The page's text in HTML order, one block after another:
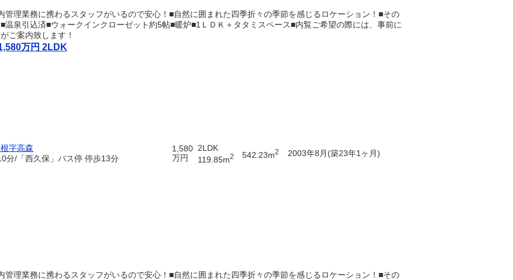
理業務に携わるスタッフがいるので安心！■自然に囲まれた四季折々の季節を感じるロケーション！■その
泉引込済■ウォークインクローゼット約5帖■暖炉■1ＬＤＫ＋タタミスペース■内覧ご希望の際には、事前に
ご案内致します！
万円 2LDK
字高森
分/「西久保」バス停 停歩13分
1,580
万円
2LDK
119.85m2 542.23m2 2003年8月(築23年1ヶ月)
理業務に携わるスタッフがいるので安心！■自然に囲まれた四季折々の季節を感じるロケーション！■その